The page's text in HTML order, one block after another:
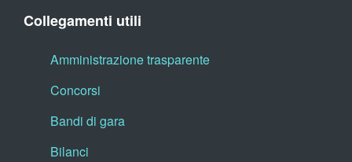
Collegamenti utili
Amministrazione trasparente
Concorsi
Bandi di gara
Bilanci